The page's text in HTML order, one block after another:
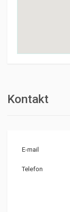
Kontakt
E-mail
Telefon